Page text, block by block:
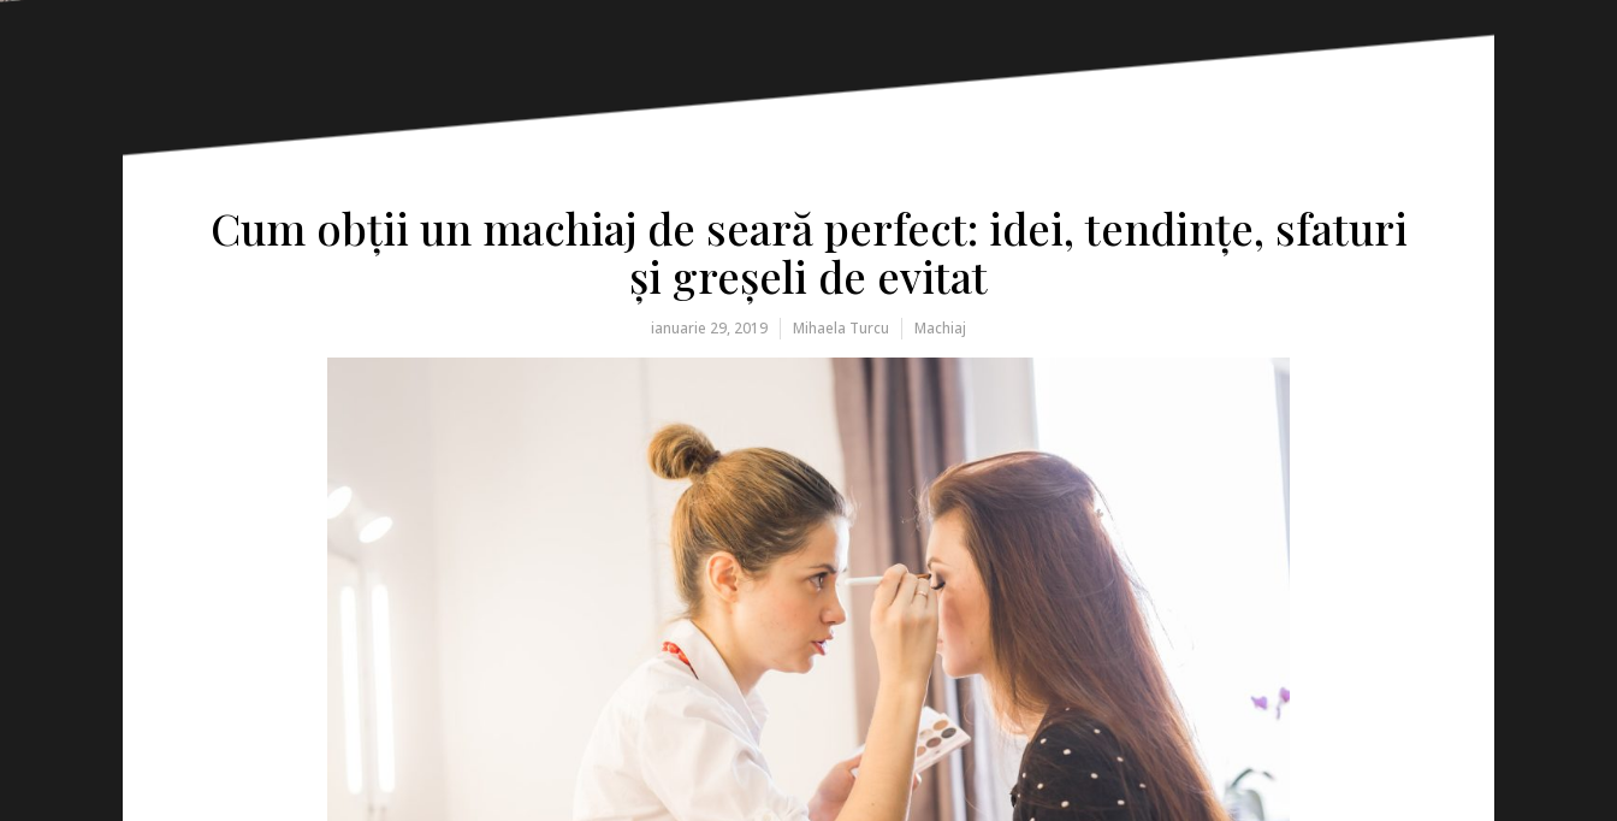
Cum obții un machiaj de seară perfect: idei, tendințe, sfaturi
și greșeli de evitat
ianuarie 29, 2019 Mihaela Turcu Machiaj